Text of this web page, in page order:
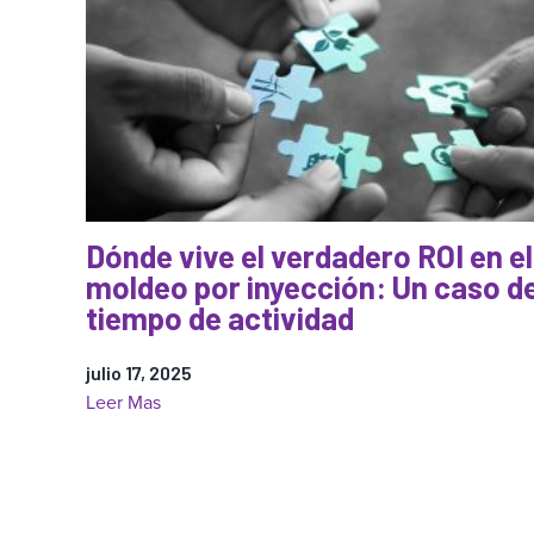
de
presión
cavidad
está
cambiando
fabricación
de
plásticos:
Permitiendo
Dónde vive el verdadero ROI en el
moldeo por inyección: Un caso
tiempo de actividad
julio 17, 2025
Leer Mas: